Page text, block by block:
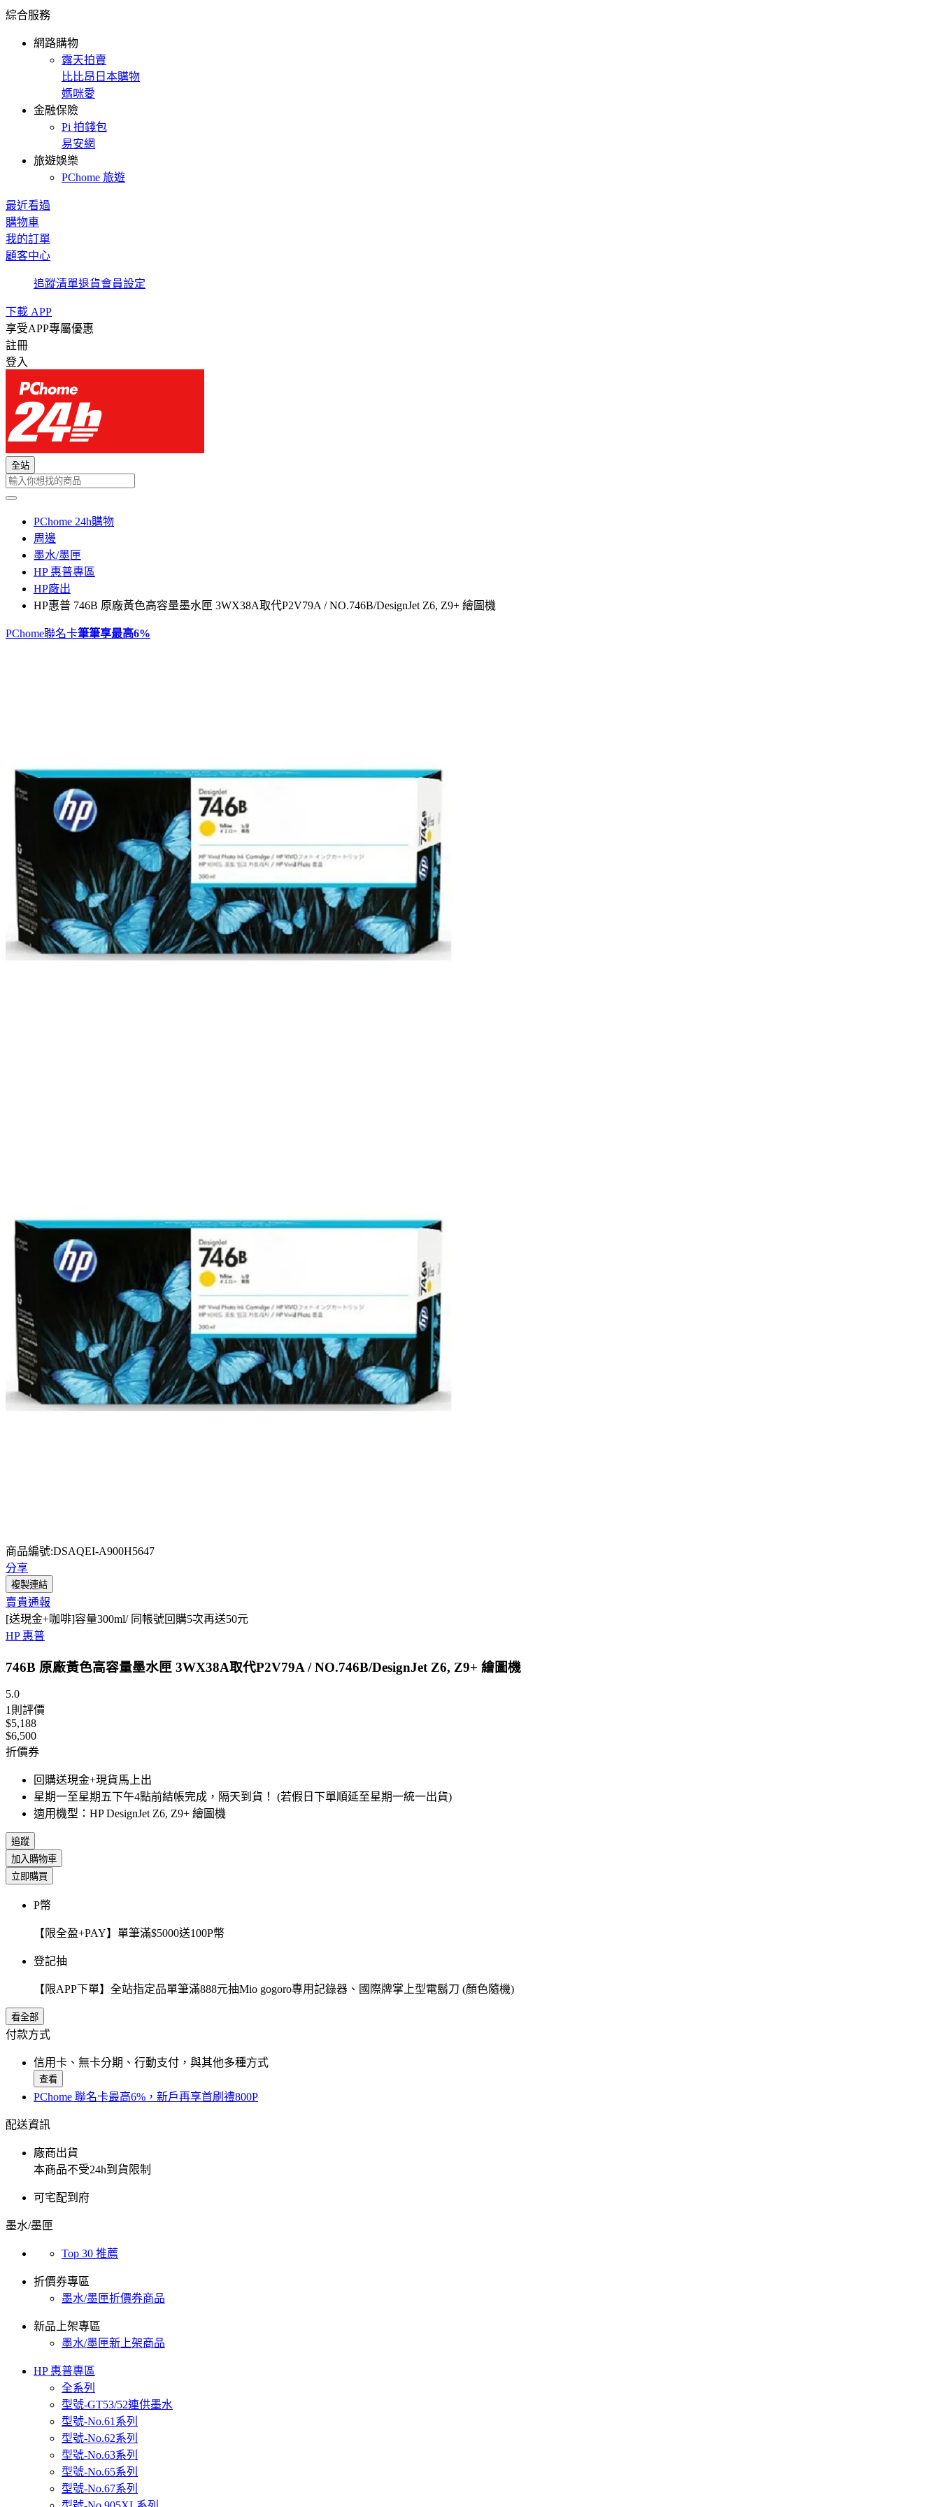
綜合服務
網路購物
露天拍賣
比比昂日本購物
媽咪愛
金融保險
Pi 拍錢包
易安網
旅遊娛樂
PChome 旅遊
最近看過
購物車
我的訂單
顧客中心
追蹤清單退貨會員設定
下載 APP
享受APP專屬優惠
註冊
登入
全站
PChome 24h購物
周邊
墨水/墨匣
HP 惠普專區
HP廠出
HP惠普 746B 原廠黃色高容量墨水匣 3WX38A取代P2V79A / NO.746B/DesignJet Z6, Z9+ 繪圖機
PChome聯名卡筆筆享最高6%
商品編號:DSAQEI-A900H5647
分享
複製連結
賣貴通報
[送現金+咖啡]容量300ml/ 同帳號回購5次再送50元
HP 惠普
746B 原廠黃色高容量墨水匣 3WX38A取代P2V79A / NO.746B/DesignJet Z6, Z9+ 繪圖機
5.0
1則評價
$5,188
$6,500
折價券
回購送現金+現貨馬上出
星期一至星期五下午4點前結帳完成，隔天到貨！ (若假日下單順延至星期一統一出貨)
適用機型：HP DesignJet Z6, Z9+ 繪圖機
追蹤
加入購物車
立即購買
P幣
【限全盈+PAY】單筆滿$5000送100P幣
登記抽
【限APP下單】全站指定品單筆滿888元抽Mio gogoro專用記錄器、國際牌掌上型電鬍刀 (顏色隨機)
看全部
付款方式
信用卡、無卡分期、行動支付，與其他多種方式
查看
PChome 聯名卡最高6%，新戶再享首刷禮800P
配送資訊
廠商出貨
本商品不受24h到貨限制
可宅配到府
墨水/墨匣
Top 30 推薦
折價券專區
墨水/墨匣折價券商品
新品上架專區
墨水/墨匣新上架商品
HP 惠普專區
全系列
型號-GT53/52連供墨水
型號-No.61系列
型號-No.62系列
型號-No.63系列
型號-No.65系列
型號-No.67系列